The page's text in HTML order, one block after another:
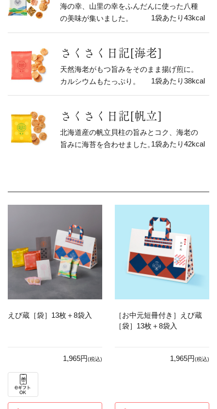
海の幸、山里の幸をふんだんに使った八種
の美味が集いました。
1袋あたり43kcal
さくさく日記[海老]
天然海老がもつ旨みをそのまま揚げ煎に。
カルシウムもたっぷり。
1袋あたり38kcal
さくさく日記[帆立]
北海道産の帆立貝柱の旨みとコク、海老の
旨みに海苔を合わせました。1袋あたり42kcal
えび蔵［袋］13枚＋8袋入
1,965円(税込)
［お中元短冊付き］えび蔵
［袋］13枚＋8袋入
1,965円(税込)